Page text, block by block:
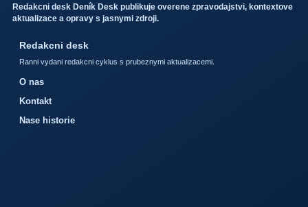
Redakcni desk Deník Desk publikuje overene zpravodajstvi, kontextove
aktualizace a opravy s jasnymi zdroji.
Redakcni desk
Ranni vydani redakcni cyklus s prubeznymi aktualizacemi.
O nas
Kontakt
Nase historie